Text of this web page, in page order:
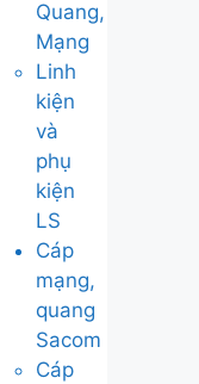
Quang,
Mạng
Linh
kiện
và
phụ
kiện
LS
Cáp
mạng,
quang
Sacom
Cáp